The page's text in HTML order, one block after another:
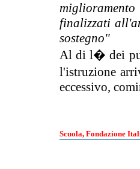
finalizzati
sostegno"
Al di l� dei
l'istruzione
eccessivo,
Scuola, Fondazione